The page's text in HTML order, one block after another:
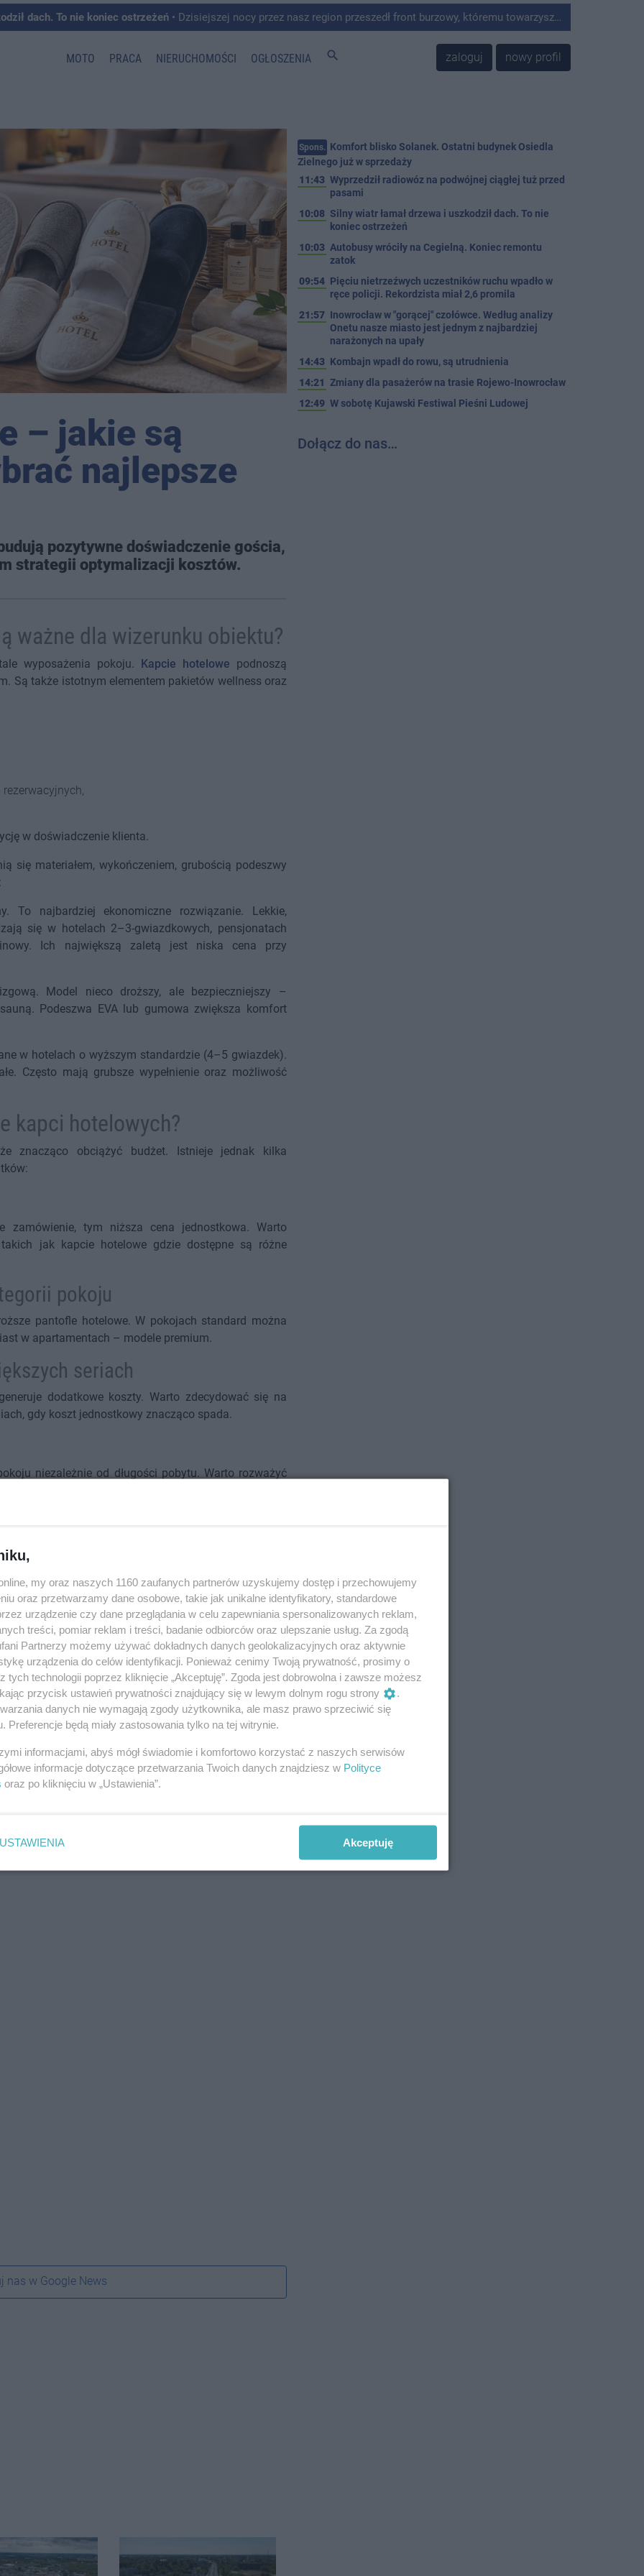
dach. To nie koniec ostrzeżeń • Dzisiejszej nocy przez nasz region przeszedł front burzowy, któremu towarzyszyły intensywne opady deszczu oraz silny wiatr. W wyniku niekorzystnych warunków atmosferycznych strażacy z terenu powiatu interweniowali 13 razy.
MOTO PRACA NIERUCHOMOŚCI OGŁOSZENIA search zaloguj nowy profil
– jakie są
najlepsze
pozytywne doświadczenie gościa,
strategii optymalizacji kosztów.
ważne dla wizerunku obiektu?
wyposażenia pokoju. Kapcie hotelowe podnoszą
Są także istotnym elementem pakietów wellness oraz
w doświadczenie klienta.
się materiałem, wykończeniem, grubością podeszwy
To najbardziej ekonomiczne rozwiązanie. Lekkie,
się w hotelach 2–3-gwiazdkowych, pensjonatach
Ich największą zaletą jest niska cena przy
Model nieco droższy, ale bezpieczniejszy –
Podeszwa EVA lub gumowa zwiększa komfort
w hotelach o wyższym standardzie (4–5 gwiazdek).
Często mają grubsze wypełnienie oraz możliwość
kapci hotelowych?
znacząco obciążyć budżet. Istnieje jednak kilka
zamówienie, tym niższa cena jednostkowa. Warto
jak kapcie hotelowe gdzie dostępne są różne
pokoju
pantofle hotelowe. W pokojach standard można
w apartamentach – modele premium.
seriach
dodatkowe koszty. Warto zdecydować się na
gdy koszt jednostkowy znacząco spada.
niezależnie od długości pobytu. Warto rozważyć
powyżej jednej doby – to realna oszczędność.
łączyć przystępną cenę z odpowiednią jakością.
wygoda, natomiast w hotelach ekonomicznych –
wyposażenia pokoju. Odpowiedni dobór modelu
obciążania budżetu. Kluczem jest rozsądne
oraz współpraca z rzetelnym dostawcą.
praktycznym dodatkiem, ale także elementem
hotelu na rynku.
nas w Google News
Spons. Komfort blisko Solanek. Ostatni budynek Osiedla
Zielnego już w sprzedaży
11:43 Wyprzedził radiowóz na podwójnej ciągłej tuż przed
pasami
10:08 Silny wiatr łamał drzewa i uszkodził dach. To nie
koniec ostrzeżeń
10:03 Autobusy wróciły na Cegielną. Koniec remontu
zatok
09:54 Pięciu nietrzeźwych uczestników ruchu wpadło w
ręce policji. Rekordzista miał 2,6 promila
21:57 Inowrocław w "gorącej" czołówce. Według analizy
Onetu nasze miasto jest jednym z najbardziej
narażonych na upały
14:43 Kombajn wpadł do rowu, są utrudnienia
14:21 Zmiany dla pasażerów na trasie Rojewo-Inowrocław
12:49 W sobotę Kujawski Festiwal Pieśni Ludowej
Dołącz do nas…
my oraz naszych 1160 zaufanych partnerów uzyskujemy dostęp i przechowujemy
oraz przetwarzamy dane osobowe, takie jak unikalne identyfikatory, standardowe
urządzenie czy dane przeglądania w celu zapewniania spersonalizowanych reklam,
treści, pomiar reklam i treści, badanie odbiorców oraz ulepszanie usług. Za zgodą
Partnerzy możemy używać dokładnych danych geolokalizacyjnych oraz aktywnie
urządzenia do celów identyfikacji. Ponieważ cenimy Twoją prywatność, prosimy o
tych technologii poprzez kliknięcie „Akceptuję”. Zgoda jest dobrowolna i zawsze możesz
przycisk ustawień prywatności znajdujący się w lewym dolnym rogu strony
.
danych nie wymagają zgody użytkownika, ale masz prawo sprzeciwić się
Preferencje będą miały zastosowania tylko na tej witrynie.
informacjami, abyś mógł świadomie i komfortowo korzystać z naszych serwisów
informacje dotyczące przetwarzania Twoich danych znajdziesz w Polityce
oraz po kliknięciu w „Ustawienia”.
USTAWIENIA Akceptuję